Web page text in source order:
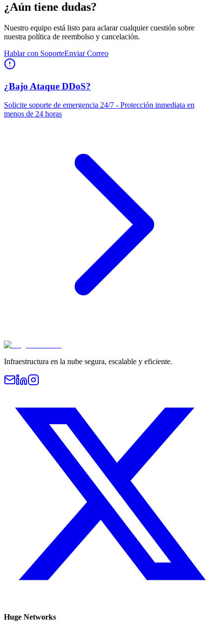
¿Aún tiene dudas?
Nuestro equipo está listo para aclarar cualquier cuestión sobre
nuestra política de reembolso y cancelación.
Hablar con SoporteEnviar Correo
¿Bajo Ataque DDoS?
Solicite soporte de emergencia 24/7 - Protección inmediata en
menos de 24 horas
Infraestructura en la nube segura, escalable y eficiente.
Huge Networks